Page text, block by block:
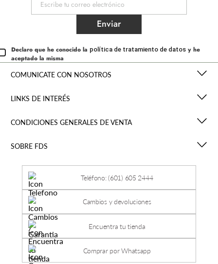
Enviar
Declaro que he conocido la política de tratamiento de datos y he
aceptado la misma
COMUNICATE CON NOSOTROS
LINKS DE INTERÉS
CONDICIONES GENERALES DE VENTA
SOBRE FDS
Teléfono: (601) 605 2444
Cambios y devoluciones
Encuentra tu tienda
Comprar por Whatsapp